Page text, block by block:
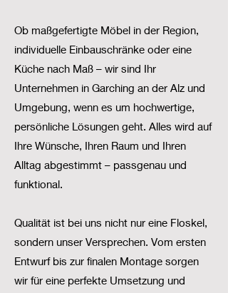
Ob maßgefertigte Möbel in der Region,
individuelle Einbauschränke oder eine
Küche nach Maß – wir sind Ihr
Unternehmen in Garching an der Alz und
Umgebung, wenn es um hochwertige,
persönliche Lösungen geht. Alles wird auf
Ihre Wünsche, Ihren Raum und Ihren
Alltag abgestimmt – passgenau und
funktional.
Qualität ist bei uns nicht nur eine Floskel,
sondern unser Versprechen. Vom ersten
Entwurf bis zur finalen Montage sorgen
wir für eine perfekte Umsetzung und